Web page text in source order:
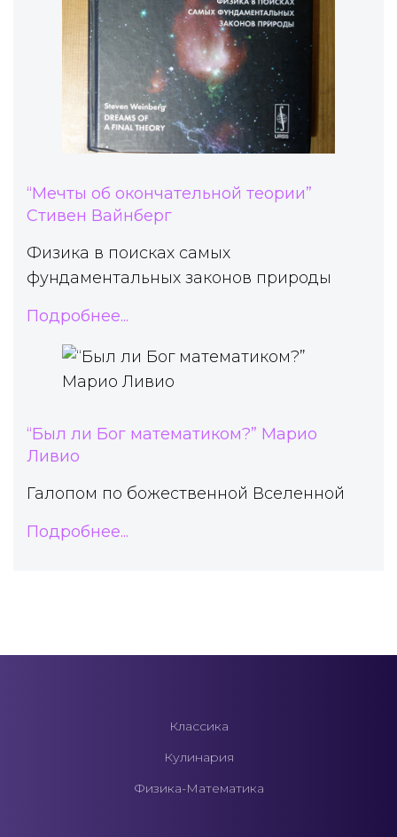
“Мечты об окончательной теории”
Стивен Вайнберг
Физика в поисках самых
фундаментальных законов природы
Подробнее...
“Был ли Бог математиком?” Марио
Ливио
Галопом по божественной Вселенной
Подробнее...
Классика
Кулинария
Физика-Математика